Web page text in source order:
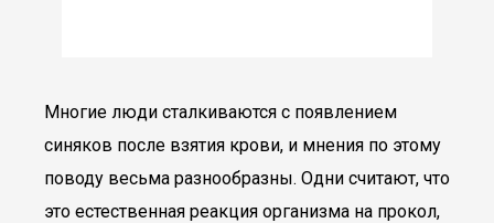
Многие люди сталкиваются с появлением
синяков после взятия крови, и мнения по этому
поводу весьма разнообразны. Одни считают, что
это естественная реакция организма на прокол,